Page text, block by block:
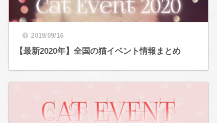
2019/09/16
【最新2020年】全国の猫イベント情報まとめ